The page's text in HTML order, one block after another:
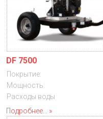
DF 7500
Покрытие:
Мощность:
Расходы воды
Подробнее...